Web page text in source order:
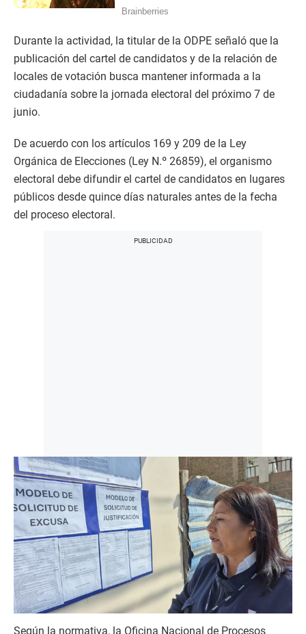
Durante la actividad, la titular de la ODPE señaló que la
publicación del cartel de candidatos y de la relación de
locales de votación busca mantener informada a la
ciudadanía sobre la jornada electoral del próximo 7 de
junio.
De acuerdo con los artículos 169 y 209 de la Ley
Orgánica de Elecciones (Ley N.º 26859), el organismo
electoral debe difundir el cartel de candidatos en lugares
públicos desde quince días naturales antes de la fecha
del proceso electoral.
Según la normativa, la Oficina Nacional de Procesos